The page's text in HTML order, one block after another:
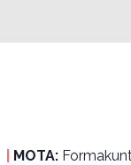
MOTA: